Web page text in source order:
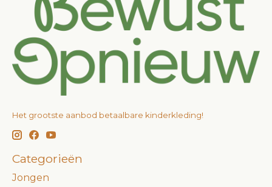
Het grootste aanbod betaalbare kinderkleding!
Categorieën
Jongen